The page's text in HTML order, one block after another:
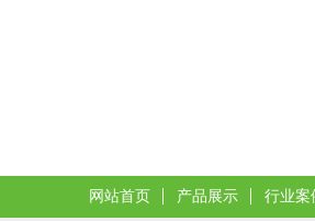
网站首页 产品展示 行业案